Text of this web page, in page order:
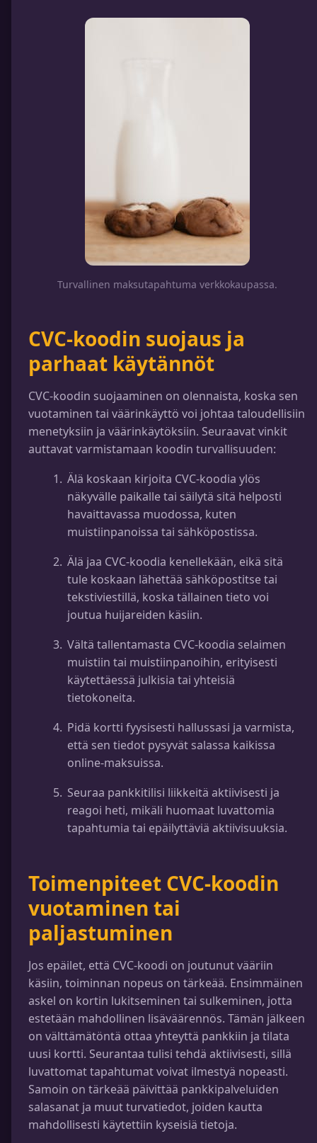
Turvallinen maksutapahtuma verkkokaupassa.
CVC-koodin suojaus ja
parhaat käytännöt
CVC-koodin suojaaminen on olennaista, koska sen
vuotaminen tai väärinkäyttö voi johtaa taloudellisiin
menetyksiin ja väärinkäytöksiin. Seuraavat vinkit
auttavat varmistamaan koodin turvallisuuden:
Älä koskaan kirjoita CVC-koodia ylös
näkyvälle paikalle tai säilytä sitä helposti
havaittavassa muodossa, kuten
muistiinpanoissa tai sähköpostissa.
Älä jaa CVC-koodia kenellekään, eikä sitä
tule koskaan lähettää sähköpostitse tai
tekstiviestillä, koska tällainen tieto voi
joutua huijareiden käsiin.
Vältä tallentamasta CVC-koodia selaimen
muistiin tai muistiinpanoihin, erityisesti
käytettäessä julkisia tai yhteisiä
tietokoneita.
Pidä kortti fyysisesti hallussasi ja varmista,
että sen tiedot pysyvät salassa kaikissa
online-maksuissa.
Seuraa pankkitilisi liikkeitä aktiivisesti ja
reagoi heti, mikäli huomaat luvattomia
tapahtumia tai epäilyttäviä aktiivisuuksia.
Toimenpiteet CVC-koodin
vuotaminen tai
paljastuminen
Jos epäilet, että CVC-koodi on joutunut vääriin
käsiin, toiminnan nopeus on tärkeää. Ensimmäinen
askel on kortin lukitseminen tai sulkeminen, jotta
estetään mahdollinen lisäväärennös. Tämän jälkeen
on välttämätöntä ottaa yhteyttä pankkiin ja tilata
uusi kortti. Seurantaa tulisi tehdä aktiivisesti, sillä
luvattomat tapahtumat voivat ilmestyä nopeasti.
Samoin on tärkeää päivittää pankkipalveluiden
salasanat ja muut turvatiedot, joiden kautta
mahdollisesti käytettiin kyseisiä tietoja.